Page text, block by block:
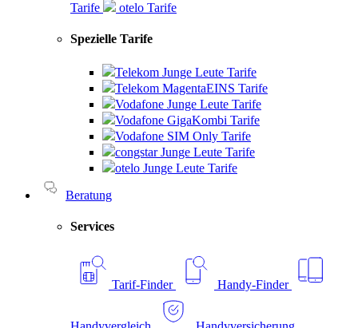
Tarife
otelo Tarife
Spezielle Tarife
Telekom Junge Leute Tarife
Telekom MagentaEINS Tarife
Vodafone Junge Leute Tarife
Vodafone GigaKombi Tarife
Vodafone SIM Only Tarife
congstar Junge Leute Tarife
otelo Junge Leute Tarife
Beratung
Services
Tarif-Finder Handy-Finder